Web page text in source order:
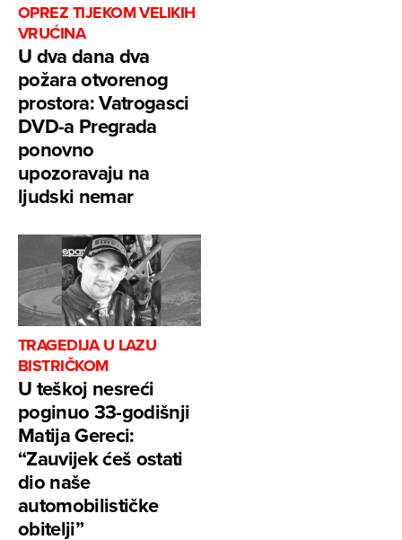
OPREZ TIJEKOM VELIKIH
VRUĆINA
U dva dana dva
požara otvorenog
prostora: Vatrogasci
DVD-a Pregrada
ponovno
upozoravaju na
ljudski nemar
TRAGEDIJA U LAZU
BISTRIČKOM
U teškoj nesreći
poginuo 33-godišnji
Matija Gereci:
“Zauvijek ćeš ostati
dio naše
automobilističke
obitelji”